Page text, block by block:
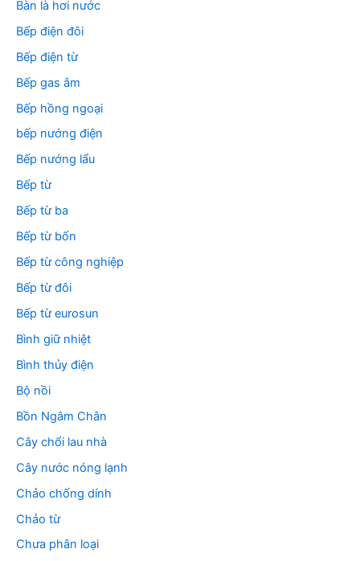
Bàn là hơi nước
Bếp điện đôi
Bếp điện từ
Bếp gas âm
Bếp hồng ngoại
bếp nướng điện
Bếp nướng lẩu
Bếp từ
Bếp từ ba
Bếp từ bốn
Bếp từ công nghiệp
Bếp từ đôi
Bếp từ eurosun
Bình giữ nhiệt
Bình thủy điện
Bộ nồi
Bồn Ngâm Chân
Cây chổi lau nhà
Cây nước nóng lạnh
Chảo chống dính
Chảo từ
Chưa phân loại